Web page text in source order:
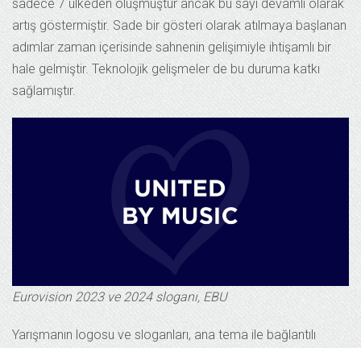
sadece 7 ülkeden oluşmuştur ancak bu sayı devamlı olarak
artış göstermiştir. Sade bir gösteri olarak atılmaya başlanan
adımlar zaman içerisinde sahnenin gelişimiyle ihtişamlı bir
hale gelmiştir. Teknolojik gelişmeler de bu duruma katkı
sağlamıştır.
Eurovision 2023 ve 2024 sloganı, EBU
Yarışmanın logosu ve sloganları, ana tema ile bağlantılı